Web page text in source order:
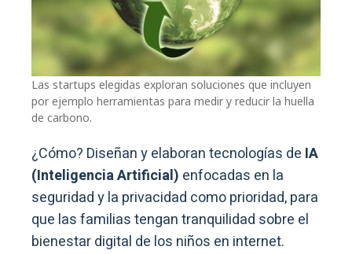
Las startups elegidas exploran soluciones que incluyen
por ejemplo herramientas para medir y reducir la huella
de carbono.
¿Cómo? Diseñan y elaboran tecnologías de IA
(Inteligencia Artificial) enfocadas en la
seguridad y la privacidad como prioridad, para
que las familias tengan tranquilidad sobre el
bienestar digital de los niños en internet.